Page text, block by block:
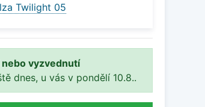
Twilight 05
nebo vyzvednutí
dnes, u vás v pondělí 10.8..